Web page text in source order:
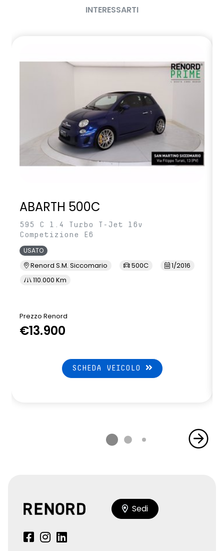
sistema di controllo della pressione pneumatici indiretto
INTERESSARTI
ABARTH 500C
595 C 1.4 Turbo T-Jet 16v
Competizione E6
USATO
Renord S.M. Siccomario 500C
1/2016
110.000 Km
Prezzo Renord
€13.900
SCHEDA VEICOLO
Sedi